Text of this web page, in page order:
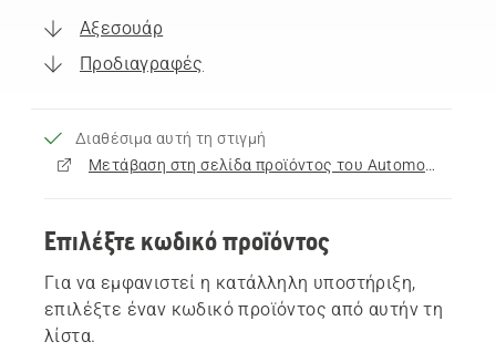
Αξεσουάρ
Προδιαγραφές
Διαθέσιμα αυτή τη στιγμή
Μετάβαση στη σελίδα προϊόντος του Automower® 310 Mark II
Επιλέξτε κωδικό προϊόντος
Για να εμφανιστεί η κατάλληλη υποστήριξη,
επιλέξτε έναν κωδικό προϊόντος από αυτήν τη
λίστα.